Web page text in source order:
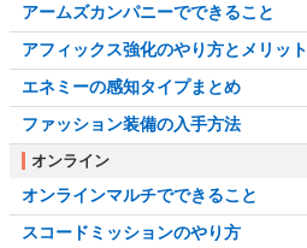
アームズカンパニーでできること
アフィックス強化のやり方とメリット
エネミーの感知タイプまとめ
ファッション装備の入手方法
オンライン
オンラインマルチでできること
スコードミッションのやり方